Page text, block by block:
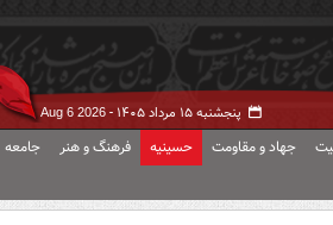
پنجشنبه ۱۵ مرداد ۱۴۰۵ - Aug 6 2026
جهاد و مقاومت حسینیه فرهنگ و هنر جامعه